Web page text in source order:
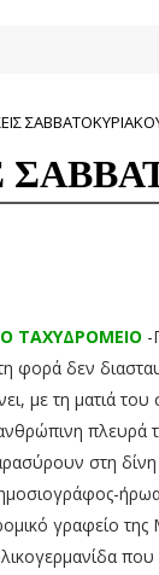
ΤΑΧΥΔΡΟΜΕΙΟ -
δεν
με τη ματιά
πλευρά
στη
γραφείο της